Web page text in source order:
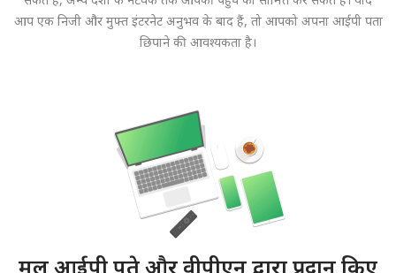
आप एक निजी और मुफ्त इंटरनेट अनुभव के बाद हैं, तो आपको अपना आईपी पता
छिपाने की आवश्यकता है।
मूल आईपी पते और वीपीएन द्वारा प्रदान किए